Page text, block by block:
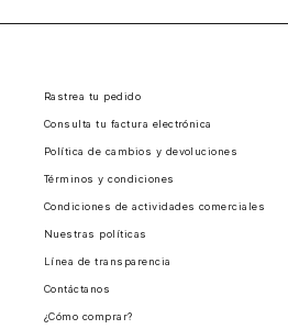
Rastrea tu pedido
Consulta tu factura electrónica
Política de cambios y devoluciones
Términos y condiciones
Condiciones de actividades comerciales
Nuestras políticas
Línea de transparencia
Contáctanos
¿Cómo comprar?